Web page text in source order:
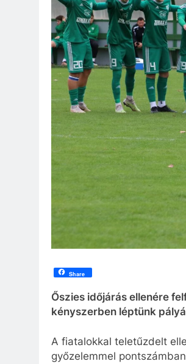
Share
Őszies időjárás ellenére
kényszerben léptünk
A fiatalokkal teletűzdelt
győzelemmel